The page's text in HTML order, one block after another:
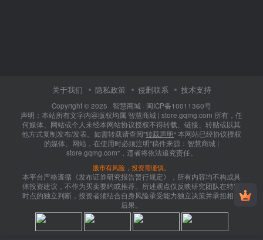
关于我们 隐私政策 侵删联系 技术支持
Copyright © 2025 · 智慧商城 · 闽ICP备10011360号
声明：本站所有文字内容版权均属 智慧商城 | store.gqmg.com 所有，任
何媒体、网站或个人未经本网站协议授权不得转载、链接、转贴或以其
他方式复制发布/发表。如需转载请查阅”转载声明“ 本网站已经协议授权
的媒体、网站，在使用时必须注明"稿件来源：智慧商城 |
store.gqmg.com"，违者将依法追究责任。
股市有风险，投资需谨慎。
本平台严格遵循《发布证券研究报告暂行规定》，所有内容均不构成具
体投资建议，不作为买卖要约或推荐。所述观点仅反映研究团队在特定
时点的独立判断，投资者须结合自身风险承受能力独立决策并承担相应
后果。